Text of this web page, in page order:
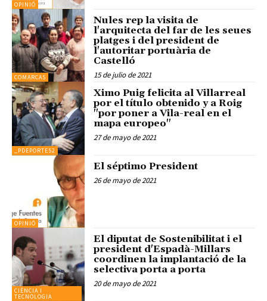
OPINIÓ
COMARCAS
Nules rep la visita de
l'arquitecta del far de les seues
platges i del president de
l'autoritar portuària de
Castelló
15 de julio de 2021
_PDEPORTES2
Ximo Puig felicita al Villarreal
por el título obtenido y a Roig
"por poner a Vila-real en el
mapa europeo"
27 de mayo de 2021
OPINIÓ
El séptimo President
26 de mayo de 2021
CIÈNCIA I
TECNOLOGIA
El diputat de Sostenibilitat i el
president d'Espadà-Millars
coordinen la implantació de la
selectiva porta a porta
20 de mayo de 2021